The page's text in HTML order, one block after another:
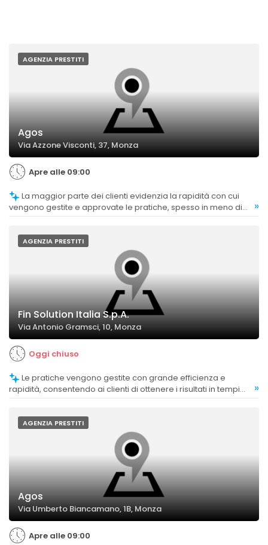
AGENZIA PRESTITI
Agos
Via Azzone Visconti, 37, Monza
Apre alle 09:00
vengono gestite e approvate le pratiche, spesso in meno di
»
AGENZIA PRESTITI
Fin Solution Italia S.p.A.
Via Antonio Gramsci, 10, Monza
Oggi chiuso
rapidità, consentendo ai clienti di ottenere i risultati in tempi
»
AGENZIA PRESTITI
Agos
Via Umberto Biancamano, 1B, Monza
Apre alle 09:00